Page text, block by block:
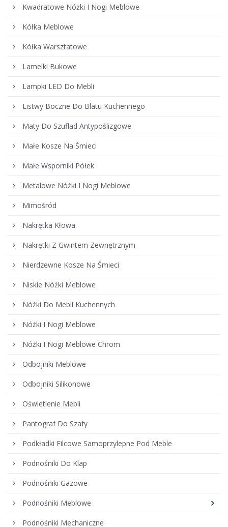
Kwadratowe Nóżki I Nogi Meblowe
Kółka Meblowe
Kółka Warsztatowe
Lamelki Bukowe
Lampki LED Do Mebli
Listwy Boczne Do Blatu Kuchennego
Maty Do Szuflad Antypoślizgowe
Małe Kosze Na Śmieci
Małe Wsporniki Półek
Metalowe Nóżki I Nogi Meblowe
Mimośród
Nakrętka Kłowa
Nakrętki Z Gwintem Zewnętrznym
Nierdzewne Kosze Na Śmieci
Niskie Nóżki Meblowe
Nóżki Do Mebli Kuchennych
Nóżki I Nogi Meblowe
Nóżki I Nogi Meblowe Chrom
Odbojniki Meblowe
Odbojniki Silikonowe
Oświetlenie Mebli
Pantograf Do Szafy
Podkładki Filcowe Samoprzylepne Pod Meble
Podnośniki Do Klap
Podnośniki Gazowe
Podnośniki Meblowe
Podnośniki Mechaniczne